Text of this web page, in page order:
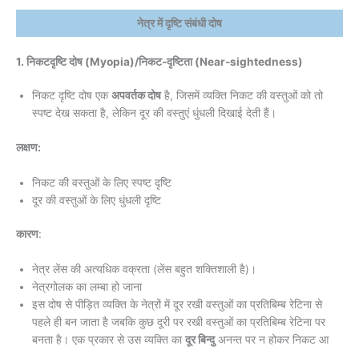
नेत्र में दृष्टि संबंधी दोष
1. निकटदृष्टि दोष (Myopia)/निकट-दृष्टिता (Near-sightedness)
निकट दृष्टि दोष एकअपवर्तक दोषहै, जिसमें व्यक्ति निकट की वस्तुओं को तो
स्पष्ट देख सकता है, लेकिन दूर की वस्तुएं धुंधली दिखाई देती हैं।
लक्षण:
निकट की वस्तुओं के लिए स्पष्ट दृष्टि
दूर की वस्तुओं के लिए धुंधली दृष्टि
कारण:
नेत्र लेंस की अत्यधिक वक्रता (लेंस बहुत शक्तिशाली है)।
नेत्रगोलक का लम्बा हो जाना
इस दोष से पीड़ित व्यक्ति के नेत्रों में दूर रखी वस्तुओं का प्रतिबिम्ब रेटिना से
पहले ही बन जाता है जबकि कुछ दूरी पर रखी वस्तुओं का प्रतिबिम्ब रेटिना पर
बनता है। एक प्रकार से उस व्यक्ति का दूर बिन्दुअनन्त पर न होकर निकट आ